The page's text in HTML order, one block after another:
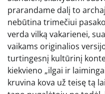
prarandame dalį to
nebūtina trimečiui
verda vilką vakarienei,
vaikams originalios
turtingesnį kultūrinį
kiekvieno „ilgai ir
kruvina kova už teisę tą